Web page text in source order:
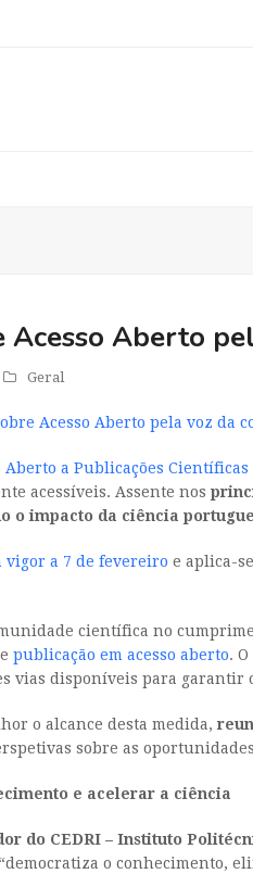
Acesso Aberto
Geral
Acesso Aberto pela voz da
a Publicações Científicas
acessíveis. Assente nos
o impacto da ciência
a 7 de fevereiro e aplica-
científica no
publicação em acesso aberto.
vias disponíveis para garantir
o alcance desta medida,
sobre as
e acelerar a ciência
do CEDRI – Instituto
o conhecimento,